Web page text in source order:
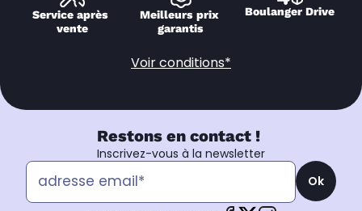
Service après
vente
Meilleurs prix
garantis
Boulanger Drive
Voir conditions*
Restons en contact !
Inscrivez-vous à la newsletter
Ok